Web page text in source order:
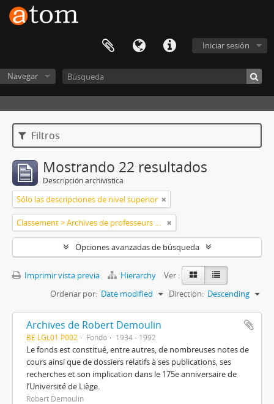
Iniciar sesión
Navegar
Filtros
Mostrando 22 resultados
Descripción archivística
Sólo las descripciones de nivel superior
Classement > Archives de professeurs et chercheurs
Opciones avanzadas de búsqueda
Imprimir vista previa Hierarchy
Ver :
Ordenar por: Date modified Direction: Descending
Archives de Robert Demoulin
BE LGL01 P002 Fondo 1934 - 1992
Le fonds est constitué, entre autres, de nombreuses notes de
cours ainsi que de dossiers relatifs à ses publications, ses
recherches et son implication dans le 175e anniversaire de
l’Université de Liège.
Robert Demoulin